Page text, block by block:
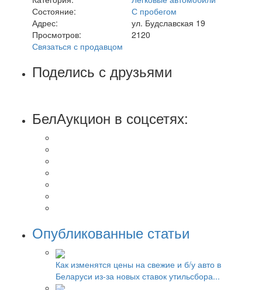
Состояние:
С пробегом
Адрес:
ул. Будславская 19
Просмотров:
2120
Связаться с продавцом
Поделись с друзьями
БелАукцион в соцсетях:
Опубликованные статьи
Как изменятся цены на свежие и б/у авто в
Беларуси из-за новых ставок утильсбора...